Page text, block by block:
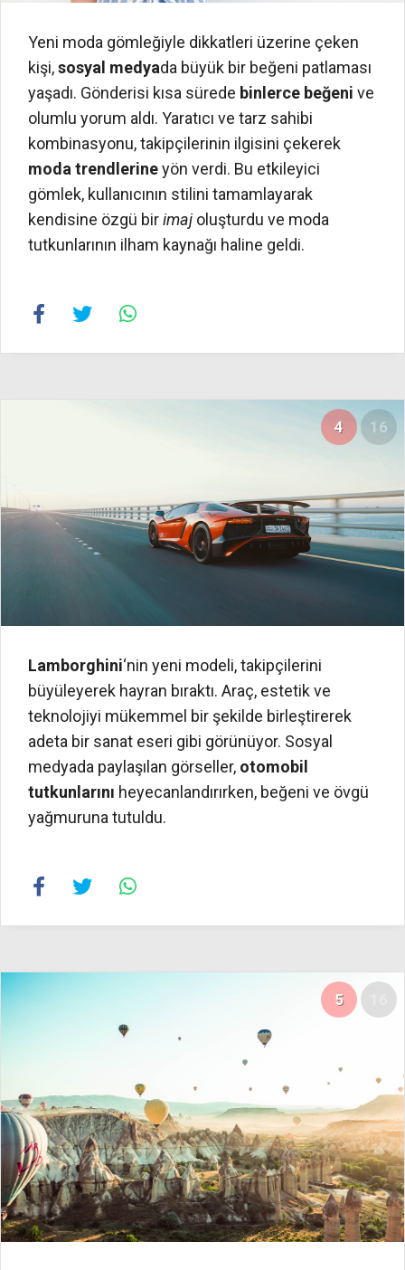
Yeni moda gömleğiyle dikkatleri üzerine çeken
kişi,sosyal medyada büyük bir beğeni patlaması
yaşadı. Gönderisi kısa sürede binlerce beğeni ve
olumlu yorum aldı. Yaratıcı ve tarz sahibi
kombinasyonu, takipçilerinin ilgisini çekerek
moda trendlerineyön verdi. Bu etkileyici
gömlek, kullanıcının stilini tamamlayarak
kendisine özgü birimaj oluşturdu ve moda
tutkunlarının ilham kaynağı haline geldi.
4 16
Lamborghini‘nin yeni modeli, takipçilerini
büyüleyerek hayran bıraktı. Araç, estetik ve
teknolojiyi mükemmel bir şekilde birleştirerek
adeta bir sanat eseri gibi görünüyor. Sosyal
medyada paylaşılan görseller, otomobil
tutkunlarını heyecanlandırırken, beğeni ve övgü
yağmuruna tutuldu.
5